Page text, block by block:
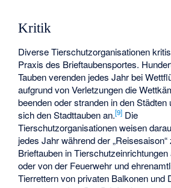
Kritik
Diverse Tierschutzorganisationen
Praxis des Brieftaubensportes.
Tauben verenden jedes Jahr bei
aufgrund von Verletzungen die
beenden oder stranden in den Städten
sich den Stadttauben an.[9] Die
Tierschutzorganisationen weisen
jedes Jahr während der
Brieftauben in Tierschutzeinrichtungen
oder von der Feuerwehr und
Tierrettern von privaten Balkonen und